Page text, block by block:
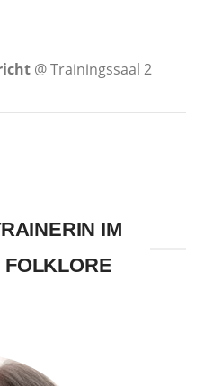
@ Trainingssaal 2
IM
FOLKLORE